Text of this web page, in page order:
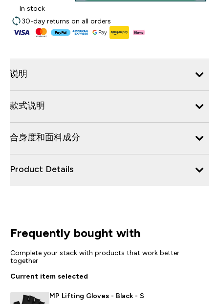
In stock
30-day returns on all orders
说明
款式说明
合身度和面料成分
Product Details
Frequently bought with
Complete your stack with products that work better
together
Current item selected
MP Lifting Gloves - Black - S